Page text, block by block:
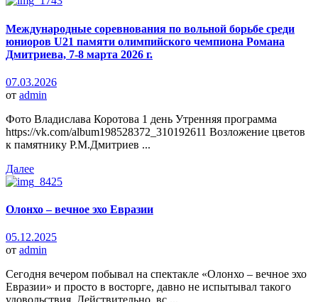
Международные соревнования по вольной борьбе среди
юниоров U21 памяти олимпийского чемпиона Романа
Дмитриева, 7-8 марта 2026 г.
07.03.2026
от admin
Фото Владислава Коротова 1 день Утренняя программа
https://vk.com/album198528372_310192611 Возложение цветов
к памятнику Р.М.Дмитриев ...
Далее
Олонхо – вечное эхо Евразии
05.12.2025
от admin
Сегодня вечером побывал на спектакле «Олонхо – вечное эхо
Евразии» и просто в восторге, давно не испытывал такого